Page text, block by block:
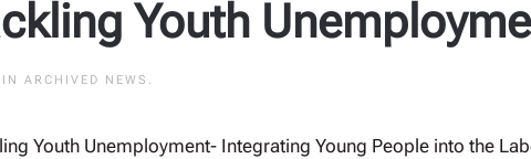
Youth
IN ARCHIVED NEWS .
Youth Unemployment- Integrating Young People into the